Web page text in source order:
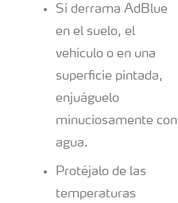
Si derrama AdBlue
en el suelo, el
vehículo o en una
superficie pintada,
enjuáguelo
minuciosamente con
agua.
Protéjalo de las
temperaturas